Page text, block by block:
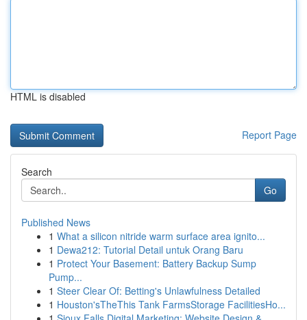
HTML is disabled
Report Page
Search
Go
Published News
1 What a silicon nitride warm surface area ignito...
1 Dewa212: Tutorial Detail untuk Orang Baru
1 Protect Your Basement: Battery Backup Sump
Pump...
1 Steer Clear Of: Betting's Unlawfulness Detailed
1 Houston'sTheThis Tank FarmsStorage FacilitiesHo...